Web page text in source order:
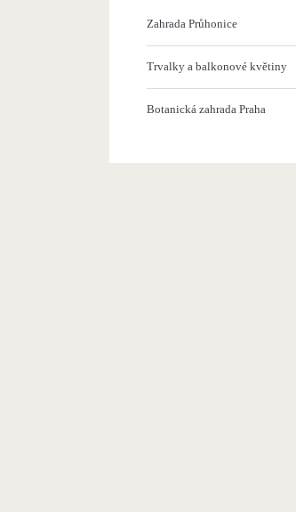
Zahrada Průhonice
Trvalky a balkonové květiny
Botanická zahrada Praha